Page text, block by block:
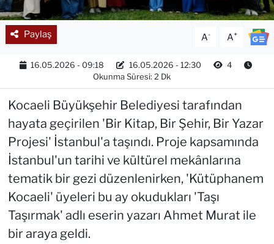
Paylaş A- A+
16.05.2026 - 09:18 16.05.2026 - 12:30
4
Okunma Süresi: 2 Dk
Kocaeli Büyükşehir Belediyesi tarafından
hayata geçirilen 'Bir Kitap, Bir Şehir, Bir Yazar
Projesi' İstanbul'a taşındı. Proje kapsamında
İstanbul'un tarihi ve kültürel mekânlarına
tematik bir gezi düzenlenirken, 'Kütüphanem
Kocaeli' üyeleri bu ay okudukları 'Taşı
Taşırmak' adlı eserin yazarı Ahmet Murat ile
bir araya geldi.